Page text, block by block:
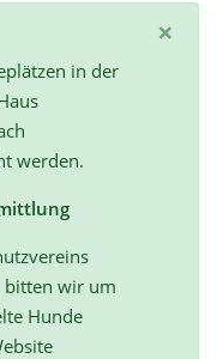
×
in der
werden.
bitten wir um
Hunde